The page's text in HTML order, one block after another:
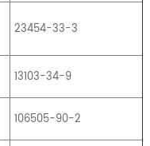
23454-33-3
13103-34-9
106505-90-2